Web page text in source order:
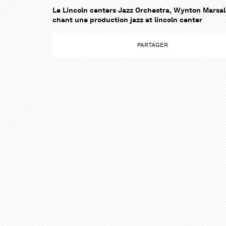
Le Lincoln centers Jazz Orchestra, Wynton
chant une production jazz at lincoln center
PARTAGER